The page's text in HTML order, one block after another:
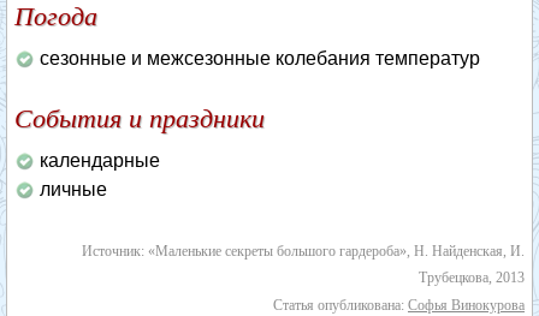
Погода
сезонные и межсезонные колебания температур
События и праздники
календарные
личные
Источник: «Маленькие секреты большого гардероба», Н. Найденская, И.
Трубецкова, 2013
Статья опубликована: Софья Винокурова